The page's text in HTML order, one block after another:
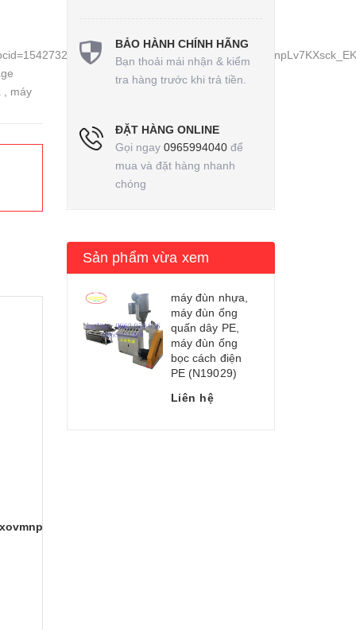
, máy
BẢO HÀNH CHÍNH HÃNG
Bạn thoải mái nhận & kiểm
tra hàng trước khi trả tiền.
ĐẶT HÀNG ONLINE
Gọi ngay 0965994040để
mua và đặt hàng nhanh
chóng
Sản phẩm vừa xem
máy đùn nhựa,
máy đùn ống
quấn dây PE,
máy đùn ống
bọc cách điện
PE (N19029)
Liên hệ